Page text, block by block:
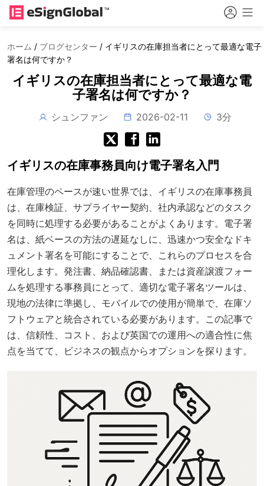
ホーム / ブログセンター / イギリスの在庫担当者にとって最適な電子
署名は何ですか？
イギリスの在庫担当者にとって最適な電
子署名は何ですか？
シュンファン 2026-02-11 3分
イギリスの在庫事務員向け電子署名入門
在庫管理のペースが速い世界では、イギリスの在庫事務員
は、在庫検証、サプライヤー契約、社内承認などのタスク
を同時に処理する必要があることがよくあります。電子署
名は、紙ベースの方法の遅延なしに、迅速かつ安全なドキ
ュメント署名を可能にすることで、これらのプロセスを合
理化します。発注書、納品確認書、または資産譲渡フォー
ムを処理する事務員にとって、適切な電子署名ツールは、
現地の法律に準拠し、モバイルでの使用が簡単で、在庫ソ
フトウェアと統合されている必要があります。この記事で
は、信頼性、コスト、および英国での運用への適合性に焦
点を当てて、ビジネスの観点からオプションを探ります。